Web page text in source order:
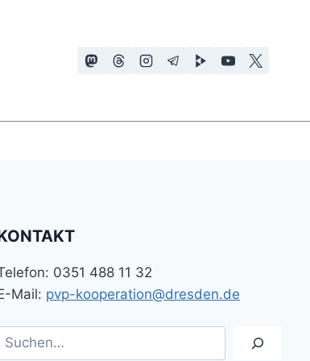
0351 488 11 32
Mail: pvp-kooperation@dresden.de
Suchen